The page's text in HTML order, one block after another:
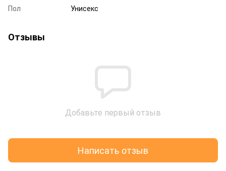
Пол
Унисекс
Отзывы
Добавьте первый отзыв
Написать отзыв